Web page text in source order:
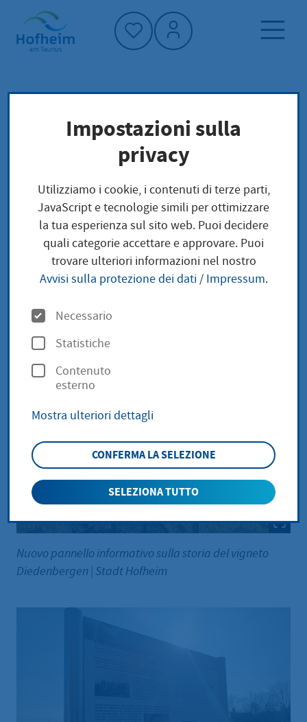
Home"
Pagina iniziale
Cultura, sport e turismo
Cultura del vino Sentiero del vino
Sentiero del vino
Percorso didattico sul vino della
città di Hofheim am Taunus
Nuovo pannello informativo sulla storia del vigneto
Diedenbergen Stadt Hofheim
Impostazioni sulla
privacy
Utilizziamo i cookie, i contenuti di terze parti,
JavaScript e tecnologie simili per ottimizzare
la tua esperienza sul sito web. Puoi decidere
quali categorie accettare e approvare. Puoi
trovare ulteriori informazioni nel nostro
Avvisi sulla protezione dei dati/ Impressum.
O
p
z
i
n
Necessario
Statistiche
Contenuto
esterno
Mostra ulteriori dettagli
CONFERMA LA SELEZIONE
SELEZIONA TUTTO